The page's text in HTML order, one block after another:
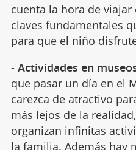
cuenta la hora de
claves fundamentales
para que el niño
- Actividades en
que pasar un día en el
carezca de atractivo
más lejos de la
organizan infinitas
la familia. Además hay